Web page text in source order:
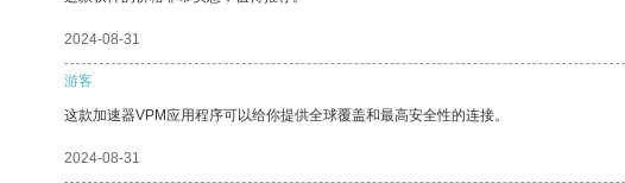
2024-08-31
游客
这款加速器VPM应用程序可以给你提供全球覆盖和最高安全性的连接。
2024-08-31